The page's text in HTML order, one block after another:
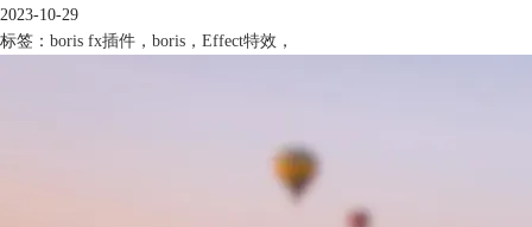
2023-10-29
标签： boris fx插件 ， boris ， Effect特效 ，